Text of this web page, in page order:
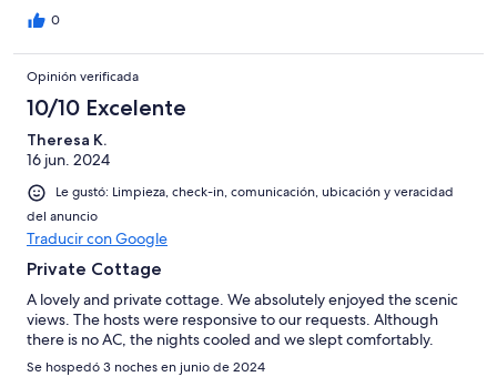
0
Opinión verificada
10/10 Excelente
Theresa K.
16 jun. 2024
Le gustó: Limpieza, check-in, comunicación, ubicación y veracidad
del anuncio
Traducir con Google
Private Cottage
A lovely and private cottage. We absolutely enjoyed the scenic
views. The hosts were responsive to our requests. Although
there is no AC, the nights cooled and we slept comfortably.
Se hospedó 3 noches en junio de 2024